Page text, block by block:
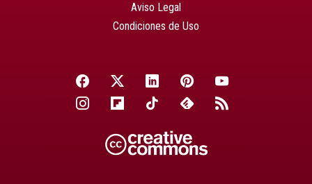
Aviso Legal
Condiciones de Uso